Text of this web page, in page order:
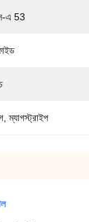
এ 53
ম্যাগস্ট্রাইপ